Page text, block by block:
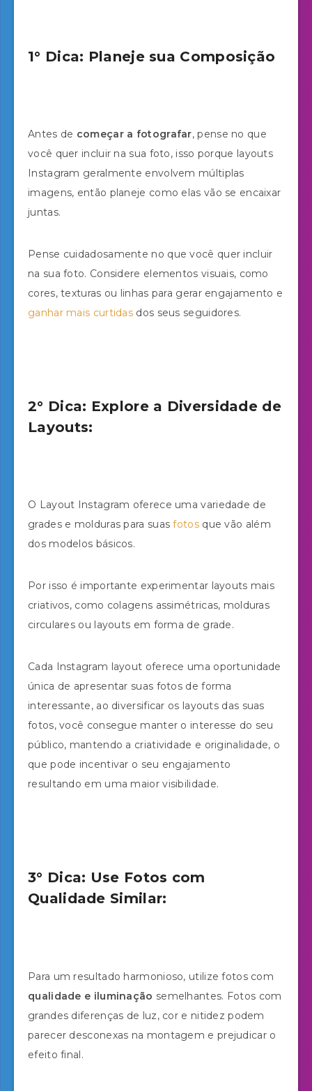
1° Dica: Planeje sua Composição
Antes de começar a fotografar, pense no que
você quer incluir na sua foto, isso porque layouts
Instagram geralmente envolvem múltiplas
imagens, então planeje como elas vão se encaixar
juntas.
Pense cuidadosamente no que você quer incluir
na sua foto. Considere elementos visuais, como
cores, texturas ou linhas para gerar engajamento e
ganhar mais curtidas dos seus seguidores.
2° Dica: Explore a Diversidade de
Layouts:
O Layout Instagram oferece uma variedade de
grades e molduras para suasfotosque vão além
dos modelos básicos.
Por isso é importante experimentar layouts mais
criativos, como colagens assimétricas, molduras
circulares ou layouts em forma de grade.
Cada Instagram layout oferece uma oportunidade
única de apresentar suas fotos de forma
interessante, ao diversificar os layouts das suas
fotos, você consegue manter o interesse do seu
público, mantendo a criatividade e originalidade, o
que pode incentivar o seu engajamento
resultando em uma maior visibilidade.
3° Dica: Use Fotos com
Qualidade Similar:
Para um resultado harmonioso, utilize fotos com
qualidade e iluminação semelhantes. Fotos com
grandes diferenças de luz, cor e nitidez podem
parecer desconexas na montagem e prejudicar o
efeito final.